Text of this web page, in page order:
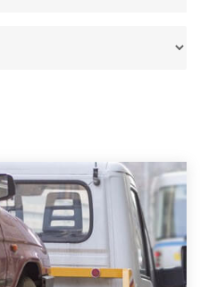
in een andere plaats of
direct uw sloopauto te
door de Sloopauto
Wij kunnen uw
. Neem telefonisch
Wilt u